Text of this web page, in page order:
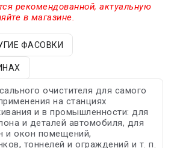
рекомендованной, актуальную
в магазине.
ФАСОВКИ
очистителя для самого
на станциях
и в промышленности: для
и деталей автомобиля, для
и окон помещений,
тоннелей и ограждений и т. п.